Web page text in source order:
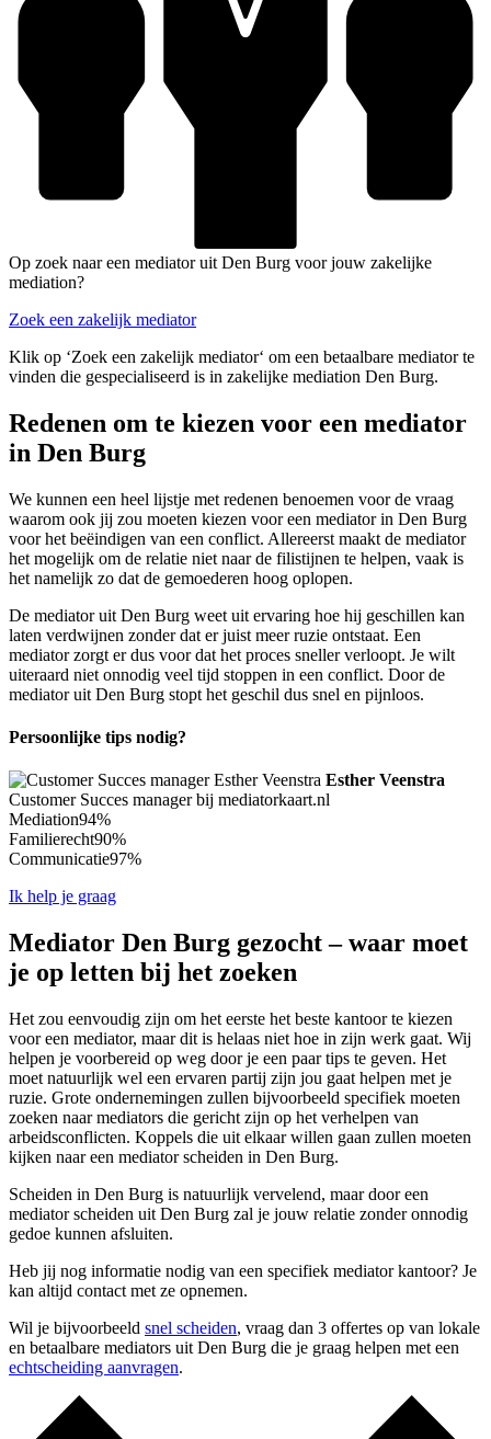
Op zoek naar een mediator uit Den Burg voor jouw zakelijke
mediation?
Zoek een zakelijk mediator
Klik op ‘Zoek een zakelijk mediator‘ om een betaalbare mediator te
vinden die gespecialiseerd is in zakelijke mediation Den Burg.
Redenen om te kiezen voor een mediator
in Den Burg
We kunnen een heel lijstje met redenen benoemen voor de vraag
waarom ook jij zou moeten kiezen voor een mediator in Den Burg
voor het beëindigen van een conflict. Allereerst maakt de mediator
het mogelijk om de relatie niet naar de filistijnen te helpen, vaak is
het namelijk zo dat de gemoederen hoog oplopen.
De mediator uit Den Burg weet uit ervaring hoe hij geschillen kan
laten verdwijnen zonder dat er juist meer ruzie ontstaat. Een
mediator zorgt er dus voor dat het proces sneller verloopt. Je wilt
uiteraard niet onnodig veel tijd stoppen in een conflict. Door de
mediator uit Den Burg stopt het geschil dus snel en pijnloos.
Persoonlijke tips nodig?
Esther Veenstra
Customer Succes manager bij mediatorkaart.nl
Mediation94%
Familierecht90%
Communicatie97%
Ik help je graag
Mediator Den Burg gezocht – waar moet
je op letten bij het zoeken
Het zou eenvoudig zijn om het eerste het beste kantoor te kiezen
voor een mediator, maar dit is helaas niet hoe in zijn werk gaat. Wij
helpen je voorbereid op weg door je een paar tips te geven. Het
moet natuurlijk wel een ervaren partij zijn jou gaat helpen met je
ruzie. Grote ondernemingen zullen bijvoorbeeld specifiek moeten
zoeken naar mediators die gericht zijn op het verhelpen van
arbeidsconflicten. Koppels die uit elkaar willen gaan zullen moeten
kijken naar een mediator scheiden in Den Burg.
Scheiden in Den Burg is natuurlijk vervelend, maar door een
mediator scheiden uit Den Burg zal je jouw relatie zonder onnodig
gedoe kunnen afsluiten.
Heb jij nog informatie nodig van een specifiek mediator kantoor? Je
kan altijd contact met ze opnemen.
Wil je bijvoorbeeld snel scheiden, vraag dan 3 offertes op van lokale
en betaalbare mediators uit Den Burg die je graag helpen met een
echtscheiding aanvragen.